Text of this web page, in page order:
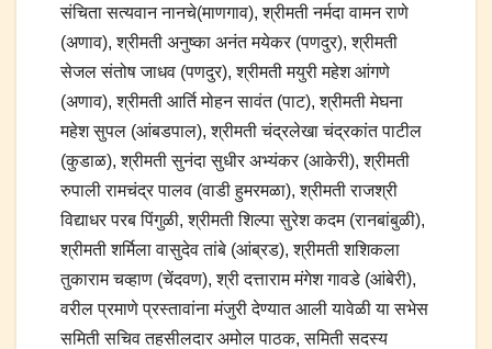
संचिता सत्यवान नानचे(माणगाव), श्रीमती नर्मदा वामन राणे
(अणाव), श्रीमती अनुष्का अनंत मयेकर (पणदुर), श्रीमती
सेजल संतोष जाधव (पणदुर), श्रीमती मयुरी महेश आंगणे
(अणाव), श्रीमती आर्ति मोहन सावंत (पाट), श्रीमती मेघना
महेश सुपल (आंबडपाल), श्रीमती चंद्रलेखा चंद्रकांत पाटील
(कुडाळ), श्रीमती सुनंदा सुधीर अभ्यंकर (आकेरी), श्रीमती
रुपाली रामचंद्र पालव (वाडी हुमरमळा), श्रीमती राजश्री
विद्याधर परब पिंगुळी, श्रीमती शिल्पा सुरेश कदम (रानबांबुळी),
श्रीमती शर्मिला वासुदेव तांबे (आंब्रड), श्रीमती शशिकला
तुकाराम चव्हाण (चेंदवण), श्री दत्ताराम मंगेश गावडे (आंबेरी),
वरील प्रमाणे प्रस्तावांना मंजुरी देण्यात आली यावेळी या सभेस
समिती सचिव तहसीलदार अमोल पाठक, समिती सदस्य